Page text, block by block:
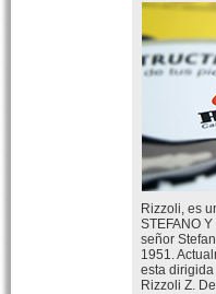
Rizzoli, es
STEFANO
señor
1951.
esta
Rizzoli Z.